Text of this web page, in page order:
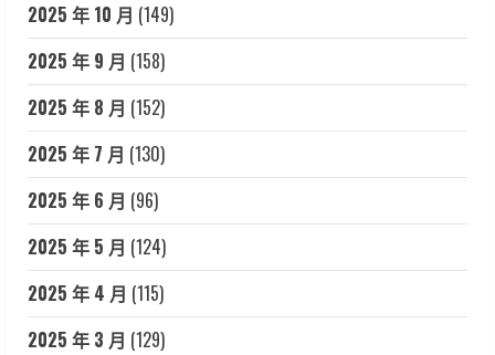
2025 年 10 月 (149)
2025 年 9 月 (158)
2025 年 8 月 (152)
2025 年 7 月 (130)
2025 年 6 月 (96)
2025 年 5 月 (124)
2025 年 4 月 (115)
2025 年 3 月 (129)